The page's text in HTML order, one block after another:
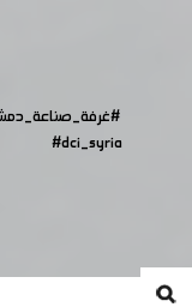
#dci_syria